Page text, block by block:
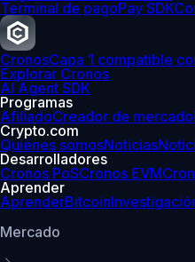
Terminal de pagoPay SDK
CronosCapa 1 compatible
Explorar Cronos
AI Agent SDK
Programas
AfiliadoCreador de mercado
Crypto.com
Quiénes somosNoticias
Desarrolladores
Cronos PoSCronos EVM
Aprender
AprenderBitcoin
Mercado